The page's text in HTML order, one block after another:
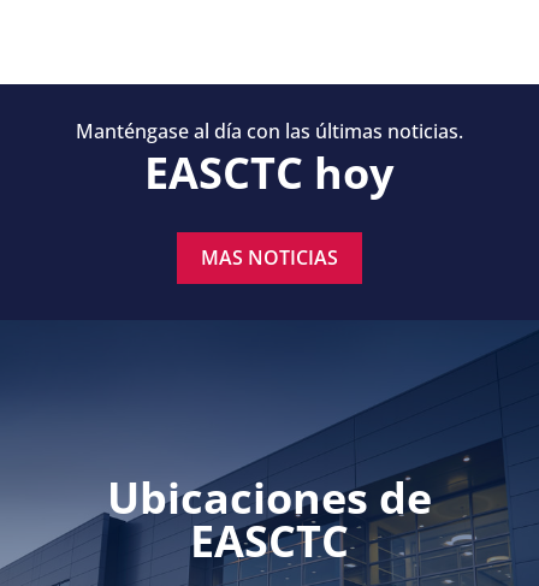
Manténgase al día con las últimas noticias.
EASCTC hoy
MAS NOTICIAS
Ubicaciones de
EASCTC